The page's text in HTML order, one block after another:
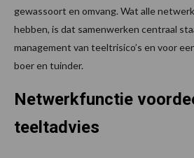
gewassoort en omvang. Wat alle
hebben, is dat samenwerken centraal
management van teeltrisico’s en voor
boer en tuinder.
Netwerkfunctie
teeltadvies